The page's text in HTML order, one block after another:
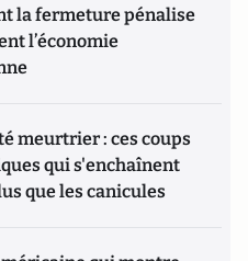
la fermeture pénalise
l’économie
meurtrier : ces coups
qui s'enchaînent
que les canicules